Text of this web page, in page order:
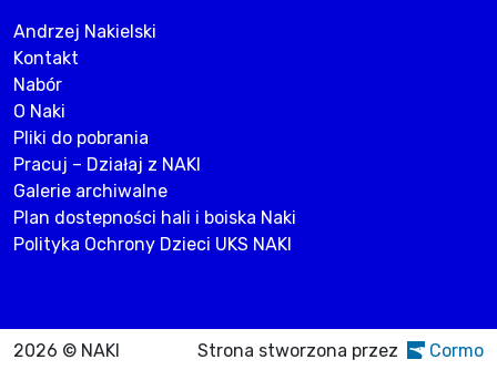
Andrzej Nakielski
Kontakt
Nabór
O Naki
Pliki do pobrania
Pracuj – Działaj z NAKI
Galerie archiwalne
Plan dostepności hali i boiska Naki
Polityka Ochrony Dzieci UKS NAKI
2026 © NAKI Strona stworzona przez Cormo